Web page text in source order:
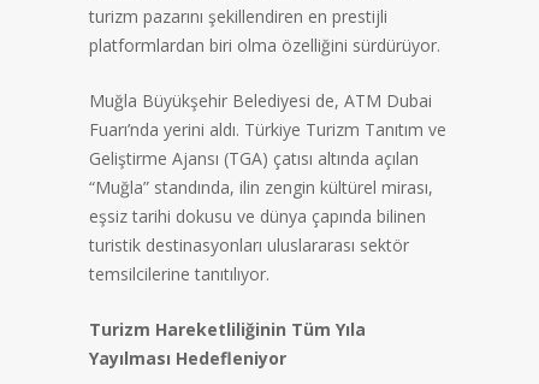
turizm pazarını şekillendiren en prestijli
platformlardan biri olma özelliğini sürdürüyor.
Muğla Büyükşehir Belediyesi de, ATM Dubai
Fuarı’nda yerini aldı. Türkiye Turizm Tanıtım ve
Geliştirme Ajansı (TGA) çatısı altında açılan
“Muğla” standında, ilin zengin kültürel mirası,
eşsiz tarihi dokusu ve dünya çapında bilinen
turistik destinasyonları uluslararası sektör
temsilcilerine tanıtılıyor.
Turizm Hareketliliğinin Tüm Yıla
Yayılması Hedefleniyor